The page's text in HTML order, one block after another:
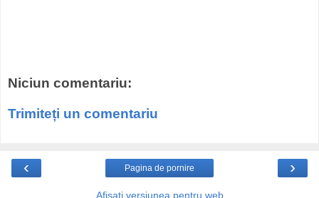
Niciun comentariu:
Trimiteți un comentariu
‹ ›
Pagina de pornire
Afișați versiunea pentru web